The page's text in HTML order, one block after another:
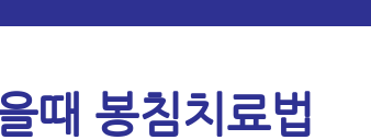
때 봉침치료법